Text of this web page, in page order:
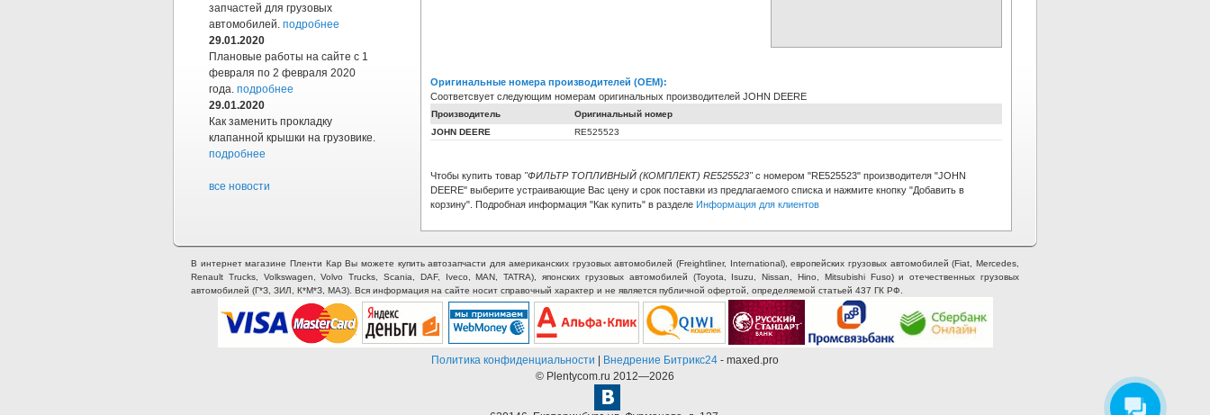
Оригинальные номера производителей (OEM):
Соответсвует следующим номерам оригинальных производителей JOHN DEERE
Производитель
Оригинальный номер
JOHN DEERE
RE525523
Чтобы купить товар "ФИЛЬТР ТОПЛИВНЫЙ (КОМПЛЕКТ) RE525523"с номером "RE525523" производителя "JOHN
DEERE" выберите устраивающие Вас цену и срок поставки из предлагаемого списка и нажмите кнопку "Добавить в
корзину". Подробная информация "Как купить" в разделе Информация для клиентов
запчастей для грузовых
автомобилей. подробнее
29.01.2020
Плановые работы на сайте с 1
февраля по 2 февраля 2020
года. подробнее
29.01.2020
Как заменить прокладку
клапанной крышки на грузовике.
подробнее
все новости
В интернет магазине Пленти Кар Вы можете купить автозапчасти для американских грузовых автомобилей (Freightliner, International), европейских грузовых автомобилей (Fiat, Mercedes,
Renault Trucks, Volkswagen, Volvo Trucks, Scania, DAF, Iveco, MAN, TATRA), японских грузовых автомобилей (Toyota, Isuzu, Nissan, Hino, Mitsubishi Fuso) и отечественных грузовых
автомобилей (Г*З, ЗИЛ, К*М*З, МАЗ). Вся информация на сайте носит справочный характер и не является публичной офертой, определяемой статьей 437 ГК РФ.
Политика конфиденциальности Внедрение Битрикс24 - maxed.pro
© Plentycom.ru 2012—2026